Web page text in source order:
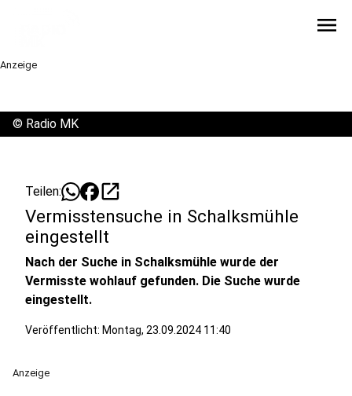
menu
Anzeige
© Radio MK
Teilen: open_in_new
Vermisstensuche in Schalksmühle
eingestellt
Nach der Suche in Schalksmühle wurde der
Vermisste wohlauf gefunden. Die Suche wurde
eingestellt.
Veröffentlicht: Montag, 23.09.2024 11:40
Anzeige